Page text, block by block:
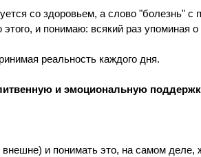
со здоровьем, а слово "болезнь" с
и понимаю: всякий раз упоминая
реальность каждого дня.
и эмоциональную
и понимать это, на самом деле,